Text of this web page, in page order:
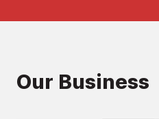
Our Business